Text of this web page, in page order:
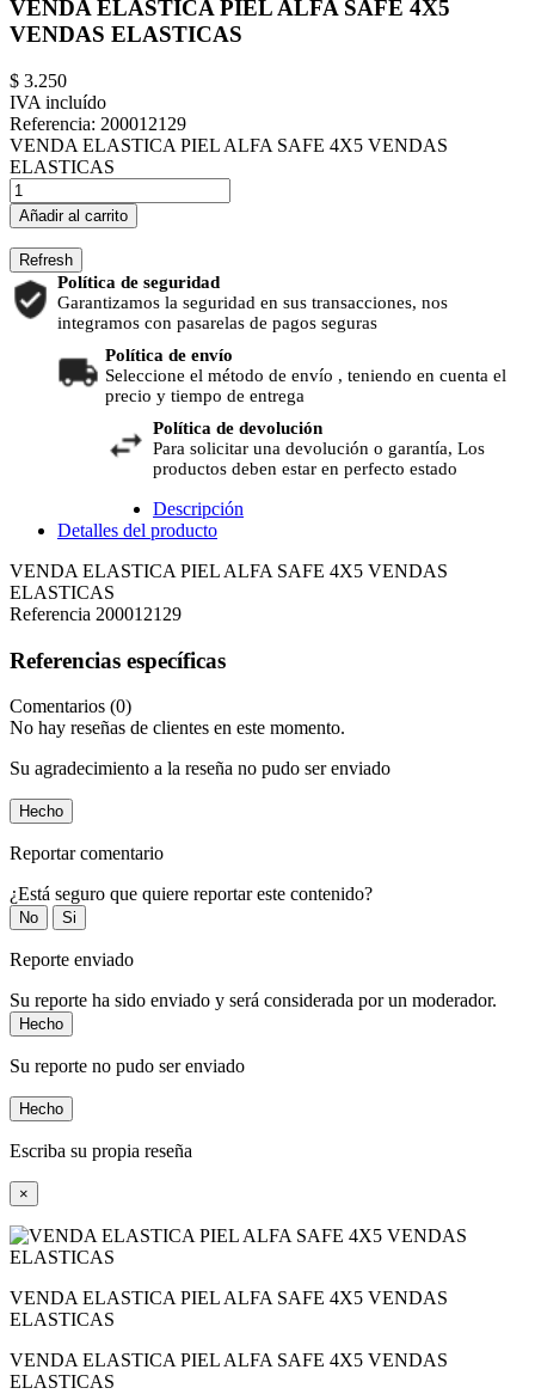
VENDA ELASTICA PIEL ALFA SAFE 4X5
VENDAS ELASTICAS
$ 3.250
IVA incluído
Referencia: 200012129
VENDA ELASTICA PIEL ALFA SAFE 4X5 VENDAS
ELASTICAS
Añadir al carrito
Política de seguridad
Garantizamos la seguridad en sus transacciones, nos
integramos con pasarelas de pagos seguras
Política de envío
Seleccione el método de envío , teniendo en cuenta el
precio y tiempo de entrega
Política de devolución
Para solicitar una devolución o garantía, Los
productos deben estar en perfecto estado
Descripción
Detalles del producto
VENDA ELASTICA PIEL ALFA SAFE 4X5 VENDAS
ELASTICAS
Referencia 200012129
Referencias específicas
Comentarios (0)
No hay reseñas de clientes en este momento.
Su agradecimiento a la reseña no pudo ser enviado
Hecho
Reportar comentario
¿Está seguro que quiere reportar este contenido?
No Si
Reporte enviado
Su reporte ha sido enviado y será considerada por un moderador.
Hecho
Su reporte no pudo ser enviado
Hecho
Escriba su propia reseña
×
VENDA ELASTICA PIEL ALFA SAFE 4X5 VENDAS
ELASTICAS
VENDA ELASTICA PIEL ALFA SAFE 4X5 VENDAS
ELASTICAS